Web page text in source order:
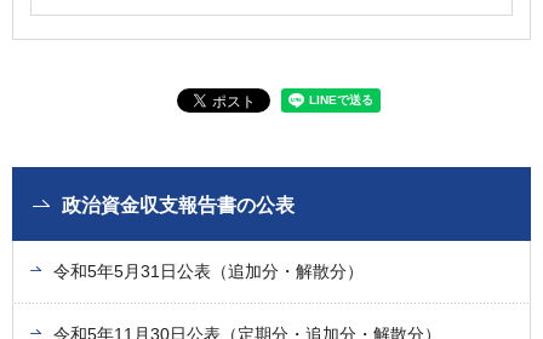
政治資金収支報告書の公表
令和5年5月31日公表（追加分・解散分）
令和5年11月30日公表（定期分・追加分・解散分）